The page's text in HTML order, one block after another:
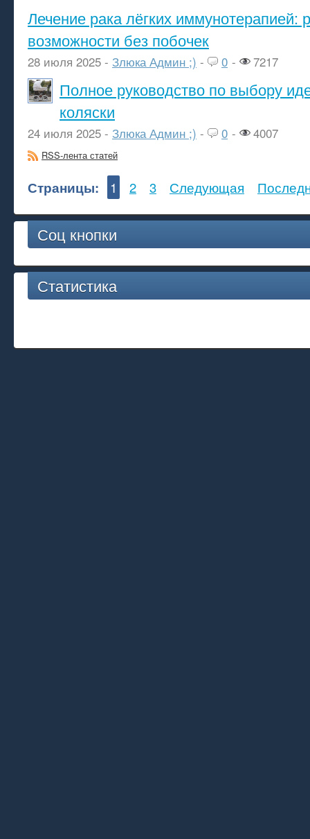
Лечение рака лёгких иммунотерапией:
возможности без побочек
28 июля 2025 - Злюка Админ ;) - 0 - 7217
Полное руководство по выбору
коляски
24 июля 2025 - Злюка Админ ;) - 0 - 4007
RSS-лента статей
Страницы: 1 2 3 Следующая
Соц кнопки
Статистика